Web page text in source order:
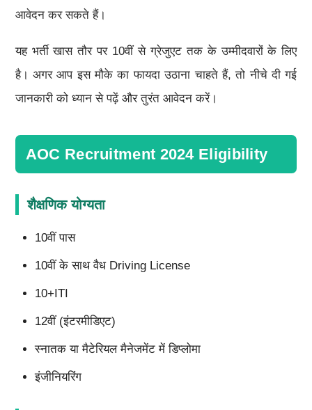
आवेदन कर सकते हैं।
यह भर्ती खास तौर पर 10वीं से ग्रेजुएट तक के उम्मीदवारों के लिए
है। अगर आप इस मौके का फायदा उठाना चाहते हैं, तो नीचे दी गई
जानकारी को ध्यान से पढ़ें और तुरंत आवेदन करें।
AOC Recruitment 2024 Eligibility
शैक्षणिक योग्यता
10वीं पास
10वीं के साथ वैध Driving License
10+ITI
12वीं (इंटरमीडिएट)
स्नातक या मैटेरियल मैनेजमेंट में डिप्लोमा
इंजीनियरिंग